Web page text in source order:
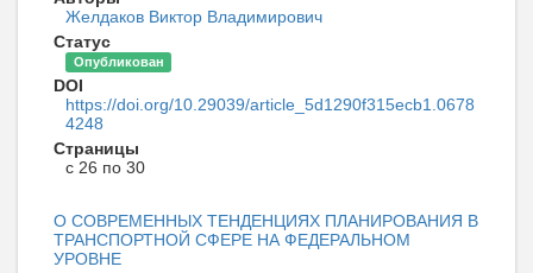
Желдаков Виктор Владимирович
Статус
Опубликован
DOI
https://doi.org/10.29039/article_5d1290f315ecb1.0678
4248
Страницы
с 26 по 30
О СОВРЕМЕННЫХ ТЕНДЕНЦИЯХ ПЛАНИРОВАНИЯ В
ТРАНСПОРТНОЙ СФЕРЕ НА ФЕДЕРАЛЬНОМ
УРОВНЕ